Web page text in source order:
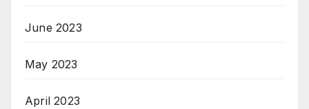
June 2023
May 2023
April 2023